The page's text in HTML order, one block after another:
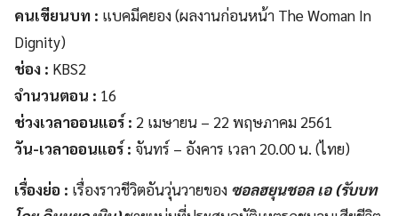
คนเขียนบท : แบคมีคยอง (ผลงานก่อนหน้า The Woman In
Dignity)
ช่อง : KBS2
จำนวนตอน : 16
ช่วงเวลาออนแอร์ : 2 เมษายน – 22 พฤษภาคม 2561
วัน-เวลาออนแอร์ : จันทร์ – อังคาร เวลา 20.00 น. (ไทย)
เรื่องย่อ : เรื่องราวชีวิตอันวุ่นวายของ ซอลฮยุนชอล เอ(รับบท